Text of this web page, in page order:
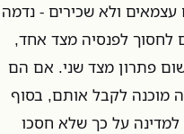
ולא שכירים - נדמה
לחסוך לפנסיה מצד אחד,
פתרון מצד שני. אם הם
מוכנה לקבל אותם, בסוף
קנס של 500 שקל למדינה על כך שלא חסכו